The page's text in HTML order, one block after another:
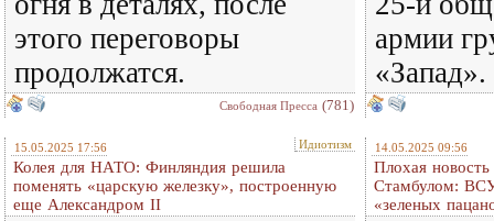
этого переговоры
продолжатся.
Свободная Пресса (781)
армии
«Запад».
15.05.2025 17:56 Идиотизм
Колея для НАТО: Финляндия решила
поменять «царскую железку», построенную
еще Александром II
14.05.2025 09:56
Плохая новость
Стамбулом:
«зеленых